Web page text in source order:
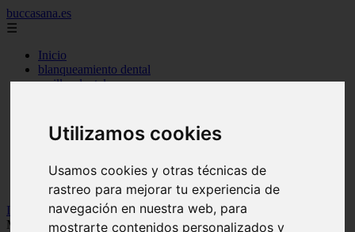
Utilizamos cookies
Usamos cookies y otras técnicas de
rastreo para mejorar tu experiencia de
navegación en nuestra web, para
mostrarte contenidos personalizados y
buccasana.es
☰
Inicio
blanqueamiento dental
carillas dentales
implantes dentales
lengua blanca causas y remedios
remedio casero para
tipos de brackets
Inicio
dientes >Consejos expertos para una sonrisa radiante:
Mejora tu cuidado dental y disfruta de resultados sorprendentes -